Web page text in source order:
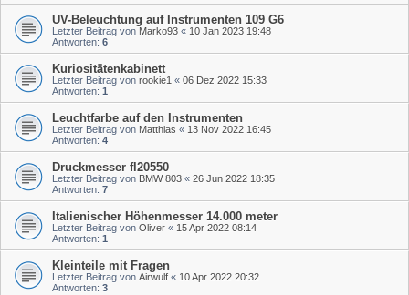
UV-Beleuchtung auf Instrumenten 109 G6
Letzter Beitrag von Marko93 « 10 Jan 2023 19:48
Antworten: 6
Kuriositätenkabinett
Letzter Beitrag von rookie1 « 06 Dez 2022 15:33
Antworten: 1
Leuchtfarbe auf den Instrumenten
Letzter Beitrag von Matthias « 13 Nov 2022 16:45
Antworten: 4
Druckmesser fl20550
Letzter Beitrag von BMW 803 « 26 Jun 2022 18:35
Antworten: 7
Italienischer Höhenmesser 14.000 meter
Letzter Beitrag von Oliver « 15 Apr 2022 08:14
Antworten: 1
Kleinteile mit Fragen
Letzter Beitrag von Airwulf « 10 Apr 2022 20:32
Antworten: 3